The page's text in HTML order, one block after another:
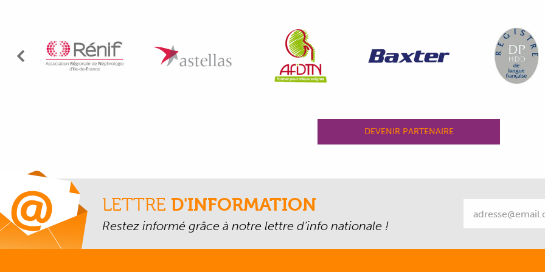
Précédent
DEVENIR PARTENAIRE
LETTRE D'INFORMATION
Restez informé grâce à notre lettre d’info nationale !